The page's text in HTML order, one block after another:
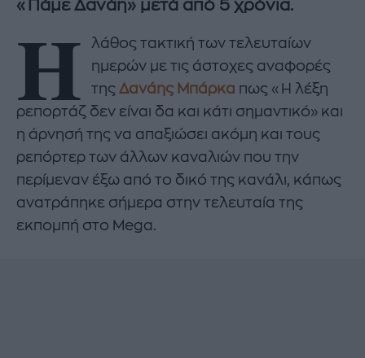
«Πάμε Δανάη» μετά από 5 χρόνια.
Η
λάθος τακτική των τελευταίων
ημερών με τις άστοχες αναφορές
τηςΔανάης Μπάρκα πως «Η λέξη
ρεπορτάζ δεν είναι δα και κάτι σημαντικό» και
η άρνησή της να απαξιώσει ακόμη και τους
ρεπόρτερ των άλλων καναλιών που την
περίμεναν έξω από το δικό της κανάλι, κάπως
ανατράπηκε σήμερα στην τελευταία της
εκπομπή στο Mega.